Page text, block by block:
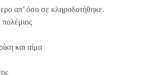
απ’ όσο σε κληροδοτήθηκε.
και αίμα